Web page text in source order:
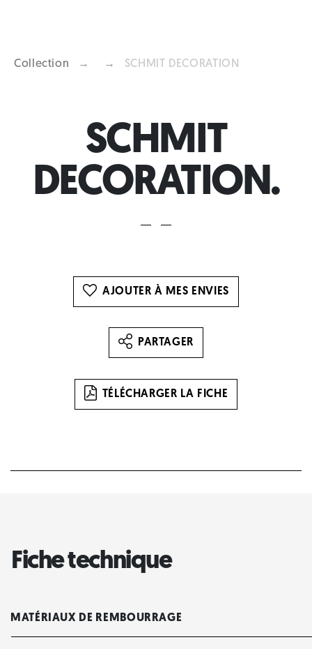
Collection → → SCHMIT DECORATION
SCHMIT
DECORATION.
AJOUTER À MES ENVIES
PARTAGER
TÉLÉCHARGER LA FICHE
Fiche technique
MATÉRIAUX DE REMBOURRAGE